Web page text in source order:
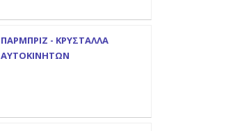
ΠΑΡΜΠΡΙΖ - ΚΡΥΣΤΑΛΛΑ
ΑΥΤΟΚΙΝΗΤΩΝ